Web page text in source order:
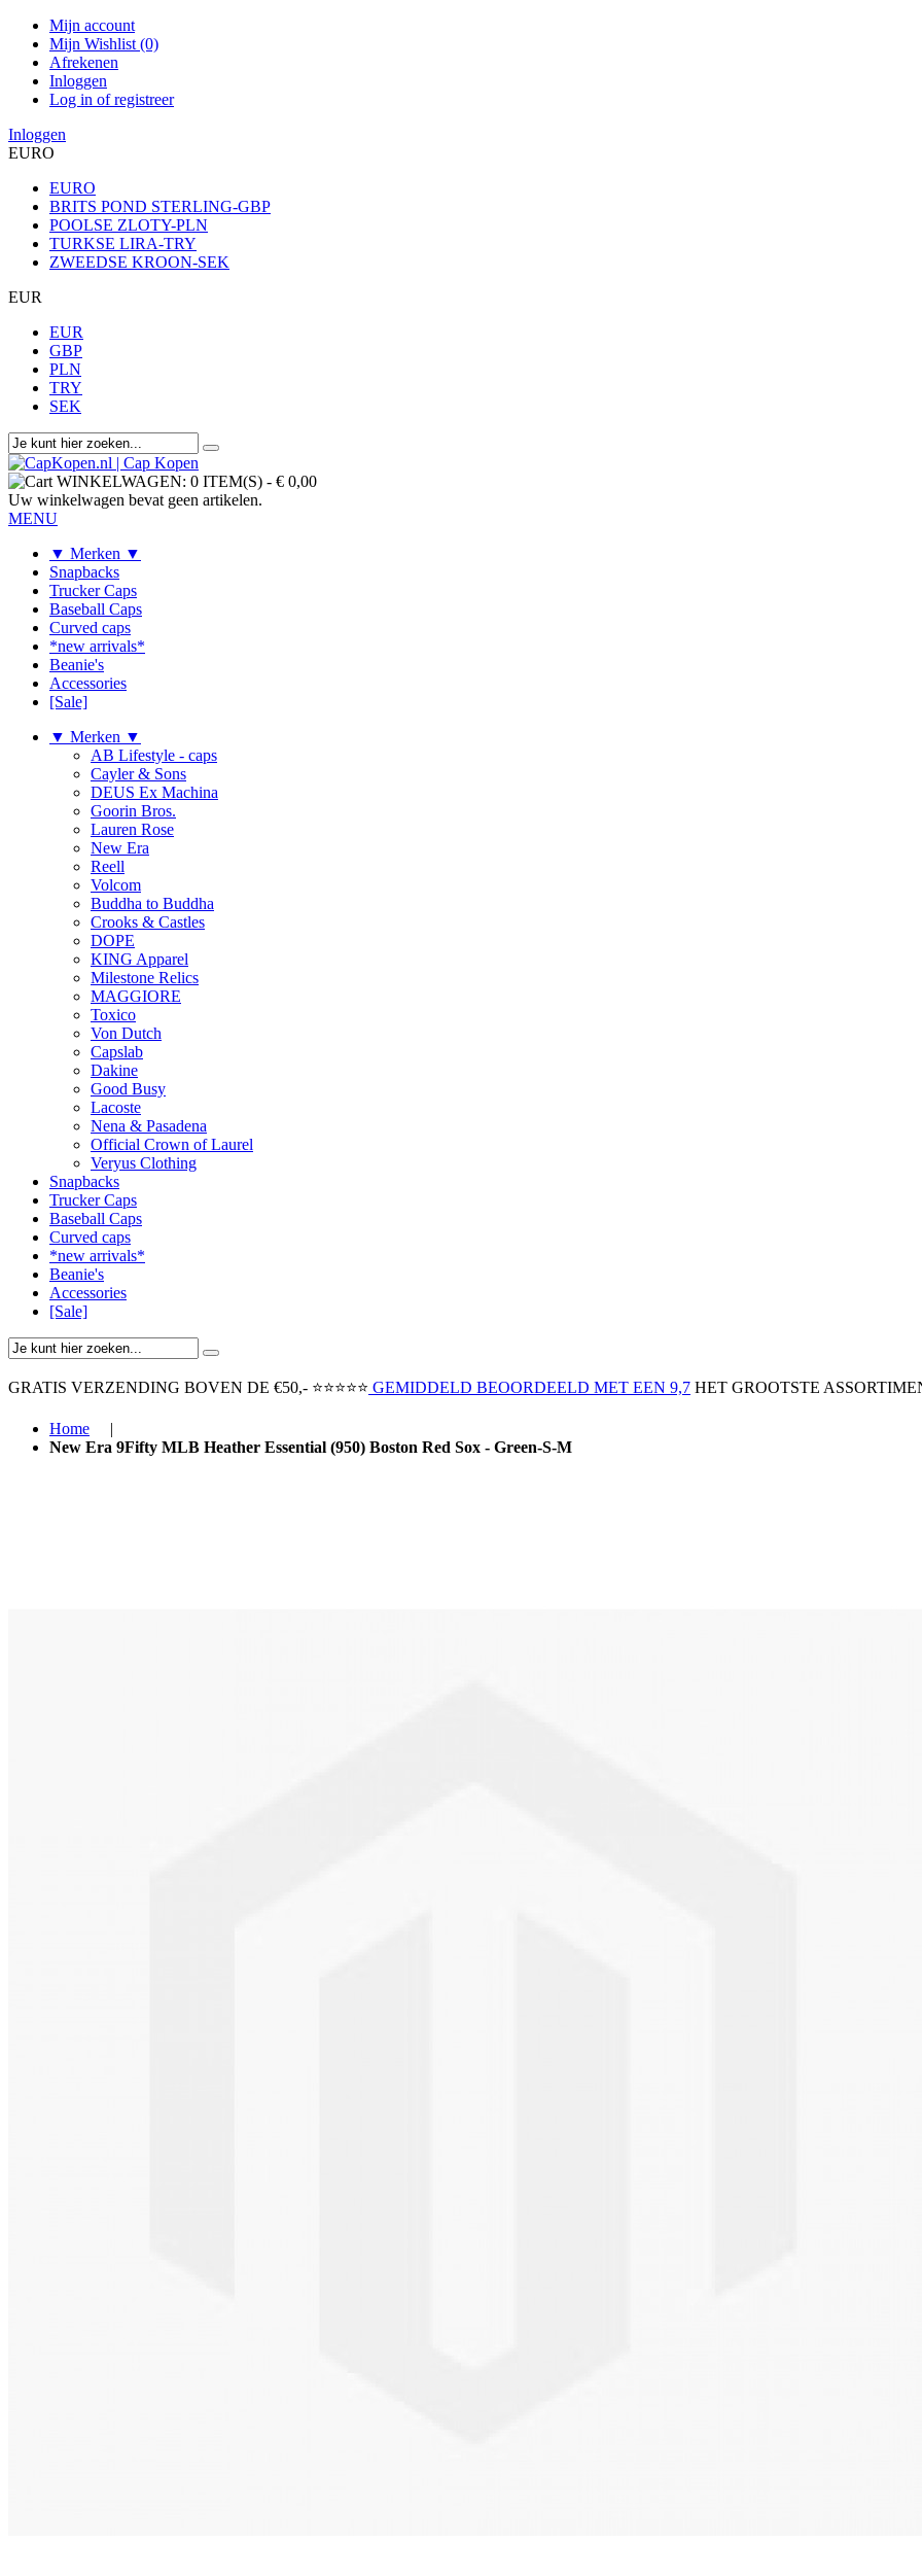
Mijn account
Mijn Wishlist (0)
Afrekenen
Inloggen
Log in of registreer
Inloggen
EURO
EURO
BRITS POND STERLING-GBP
POOLSE ZLOTY-PLN
TURKSE LIRA-TRY
ZWEEDSE KROON-SEK
EUR
EUR
GBP
PLN
TRY
SEK
WINKELWAGEN: 0 ITEM(S) - € 0,00
Uw winkelwagen bevat geen artikelen.
MENU
▼ Merken ▼
Snapbacks
Trucker Caps
Baseball Caps
Curved caps
*new arrivals*
Beanie's
Accessories
[Sale]
▼ Merken ▼
AB Lifestyle - caps
Cayler & Sons
DEUS Ex Machina
Goorin Bros.
Lauren Rose
New Era
Reell
Volcom
Buddha to Buddha
Crooks & Castles
DOPE
KING Apparel
Milestone Relics
MAGGIORE
Toxico
Von Dutch
Capslab
Dakine
Good Busy
Lacoste
Nena & Pasadena
Official Crown of Laurel
Veryus Clothing
Snapbacks
Trucker Caps
Baseball Caps
Curved caps
*new arrivals*
Beanie's
Accessories
[Sale]
GRATIS VERZENDING BOVEN ​DE €50,-​ ⭐⭐⭐⭐⭐ GEMIDDELD BEOORDEELD MET EEN 9,7 HET GROOTSTE
Home
|
New Era 9Fifty MLB Heather Essential (950) Boston Red Sox - Green-S-M